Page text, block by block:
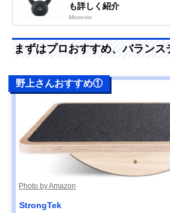
も詳しく紹介
Moovoo
まずはプロおすすめ、バランス
野上さんおすすめ①
Photo by Amazon
StrongTek